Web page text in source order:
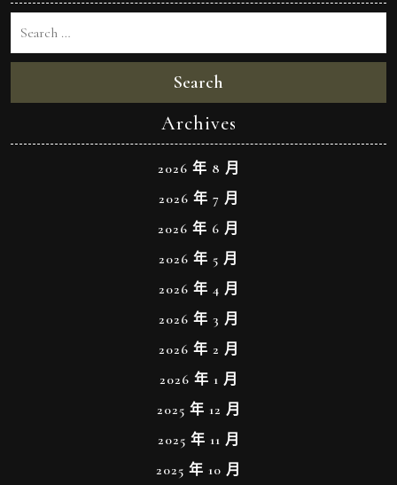
Search
Archives
2026 年 8 月
2026 年 7 月
2026 年 6 月
2026 年 5 月
2026 年 4 月
2026 年 3 月
2026 年 2 月
2026 年 1 月
2025 年 12 月
2025 年 11 月
2025 年 10 月